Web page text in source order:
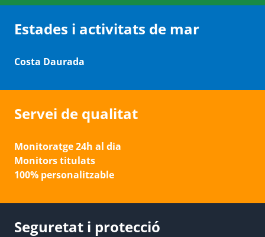
Estades i activitats de mar
Costa Daurada
Servei de qualitat
Monitoratge 24h al dia
Monitors titulats
100% personalitzable
Seguretat i protecció